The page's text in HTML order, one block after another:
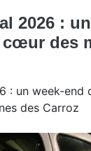
2026 :
des
: un week-end
des Carroz